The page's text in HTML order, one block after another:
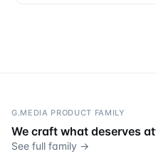
G.MEDIA PRODUCT FAMILY
We craft what deserves
See full family →